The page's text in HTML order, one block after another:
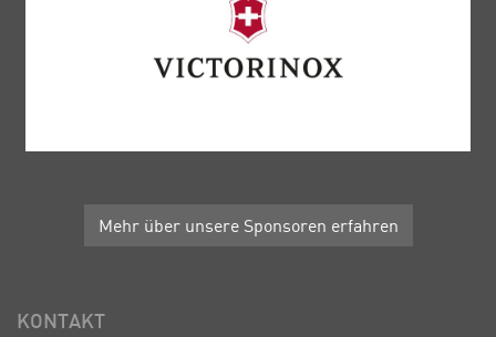
Mehr über unsere Sponsoren erfahren
KONTAKT